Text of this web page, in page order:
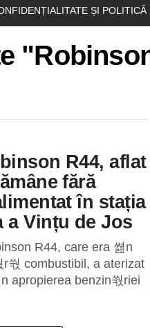
ȘI POLITICĂ
R44, aflat
fără
în stația
a Vințu de Jos
R44, care era 쎮n
쒃 combustibil, a aterizat
apropierea benzin쒃riei